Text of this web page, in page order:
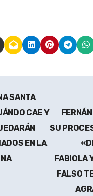
SANTA
CAE Y
EN LA
SU
FABIOLA
FALSO